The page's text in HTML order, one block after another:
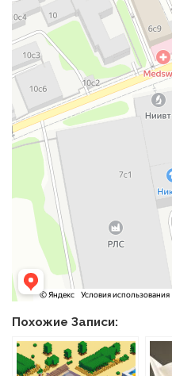
Похожие Записи: